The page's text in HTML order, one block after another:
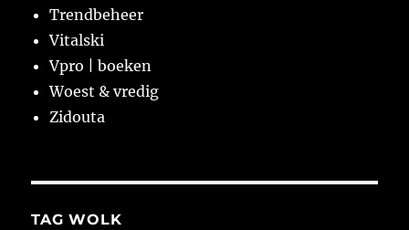
Trendbeheer
Vitalski
Vpro | boeken
Woest & vredig
Zidouta
TAG WOLK